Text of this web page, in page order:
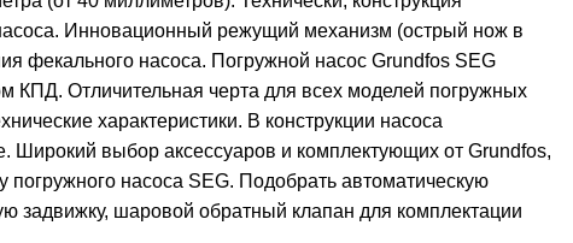
Инновационный режущий механизм (острый нож в
фекального насоса. Погружной насос Grundfos SEG
КПД. Отличительная черта для всех моделей погружных
характеристики. В конструкции насоса
выбор аксессуаров и комплектующих от Grundfos,
насоса SEG. Подобрать автоматическую
шаровой обратный клапан для комплектации